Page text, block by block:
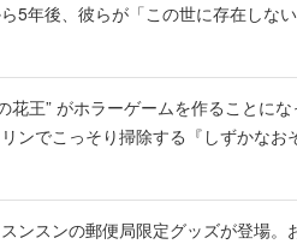
5年後、彼らが「この世に存在しな
花王” がホラーゲームを作ることに
ンでこっそり掃除する『しずかな
ンスンの郵便局限定グッズが登場。